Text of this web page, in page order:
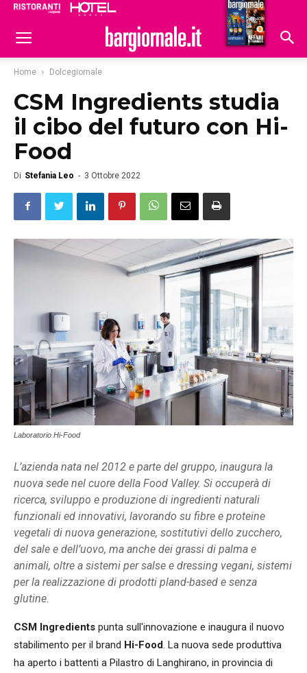
Hoteldomani
Home Dolcegiornale
CSM Ingredients studia
il cibo del futuro con Hi-
Food
Di Stefania Leo - 3 Ottobre 2022
Laboratorio Hi-Food
L’azienda nata nel 2012 e parte del gruppo, inaugura la
nuova sede nel cuore della Food Valley. Si occuperà di
ricerca, sviluppo e produzione di ingredienti naturali
funzionali ed innovativi, lavorando su fibre e proteine
vegetali di nuova generazione, sostitutivi dello zucchero,
del sale e dell’uovo, ma anche dei grassi di palma e
animali, oltre a sistemi per salse e dressing vegani, sistemi
per la realizzazione di prodotti pland-based e senza
glutine.
CSM Ingredients punta sull'innovazione e inaugura il nuovo
stabilimento per il brand Hi-Food. La nuova sede produttiva
ha aperto i battenti a Pilastro di Langhirano, in provincia di